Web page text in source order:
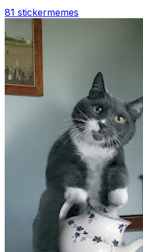
81 stickermemes